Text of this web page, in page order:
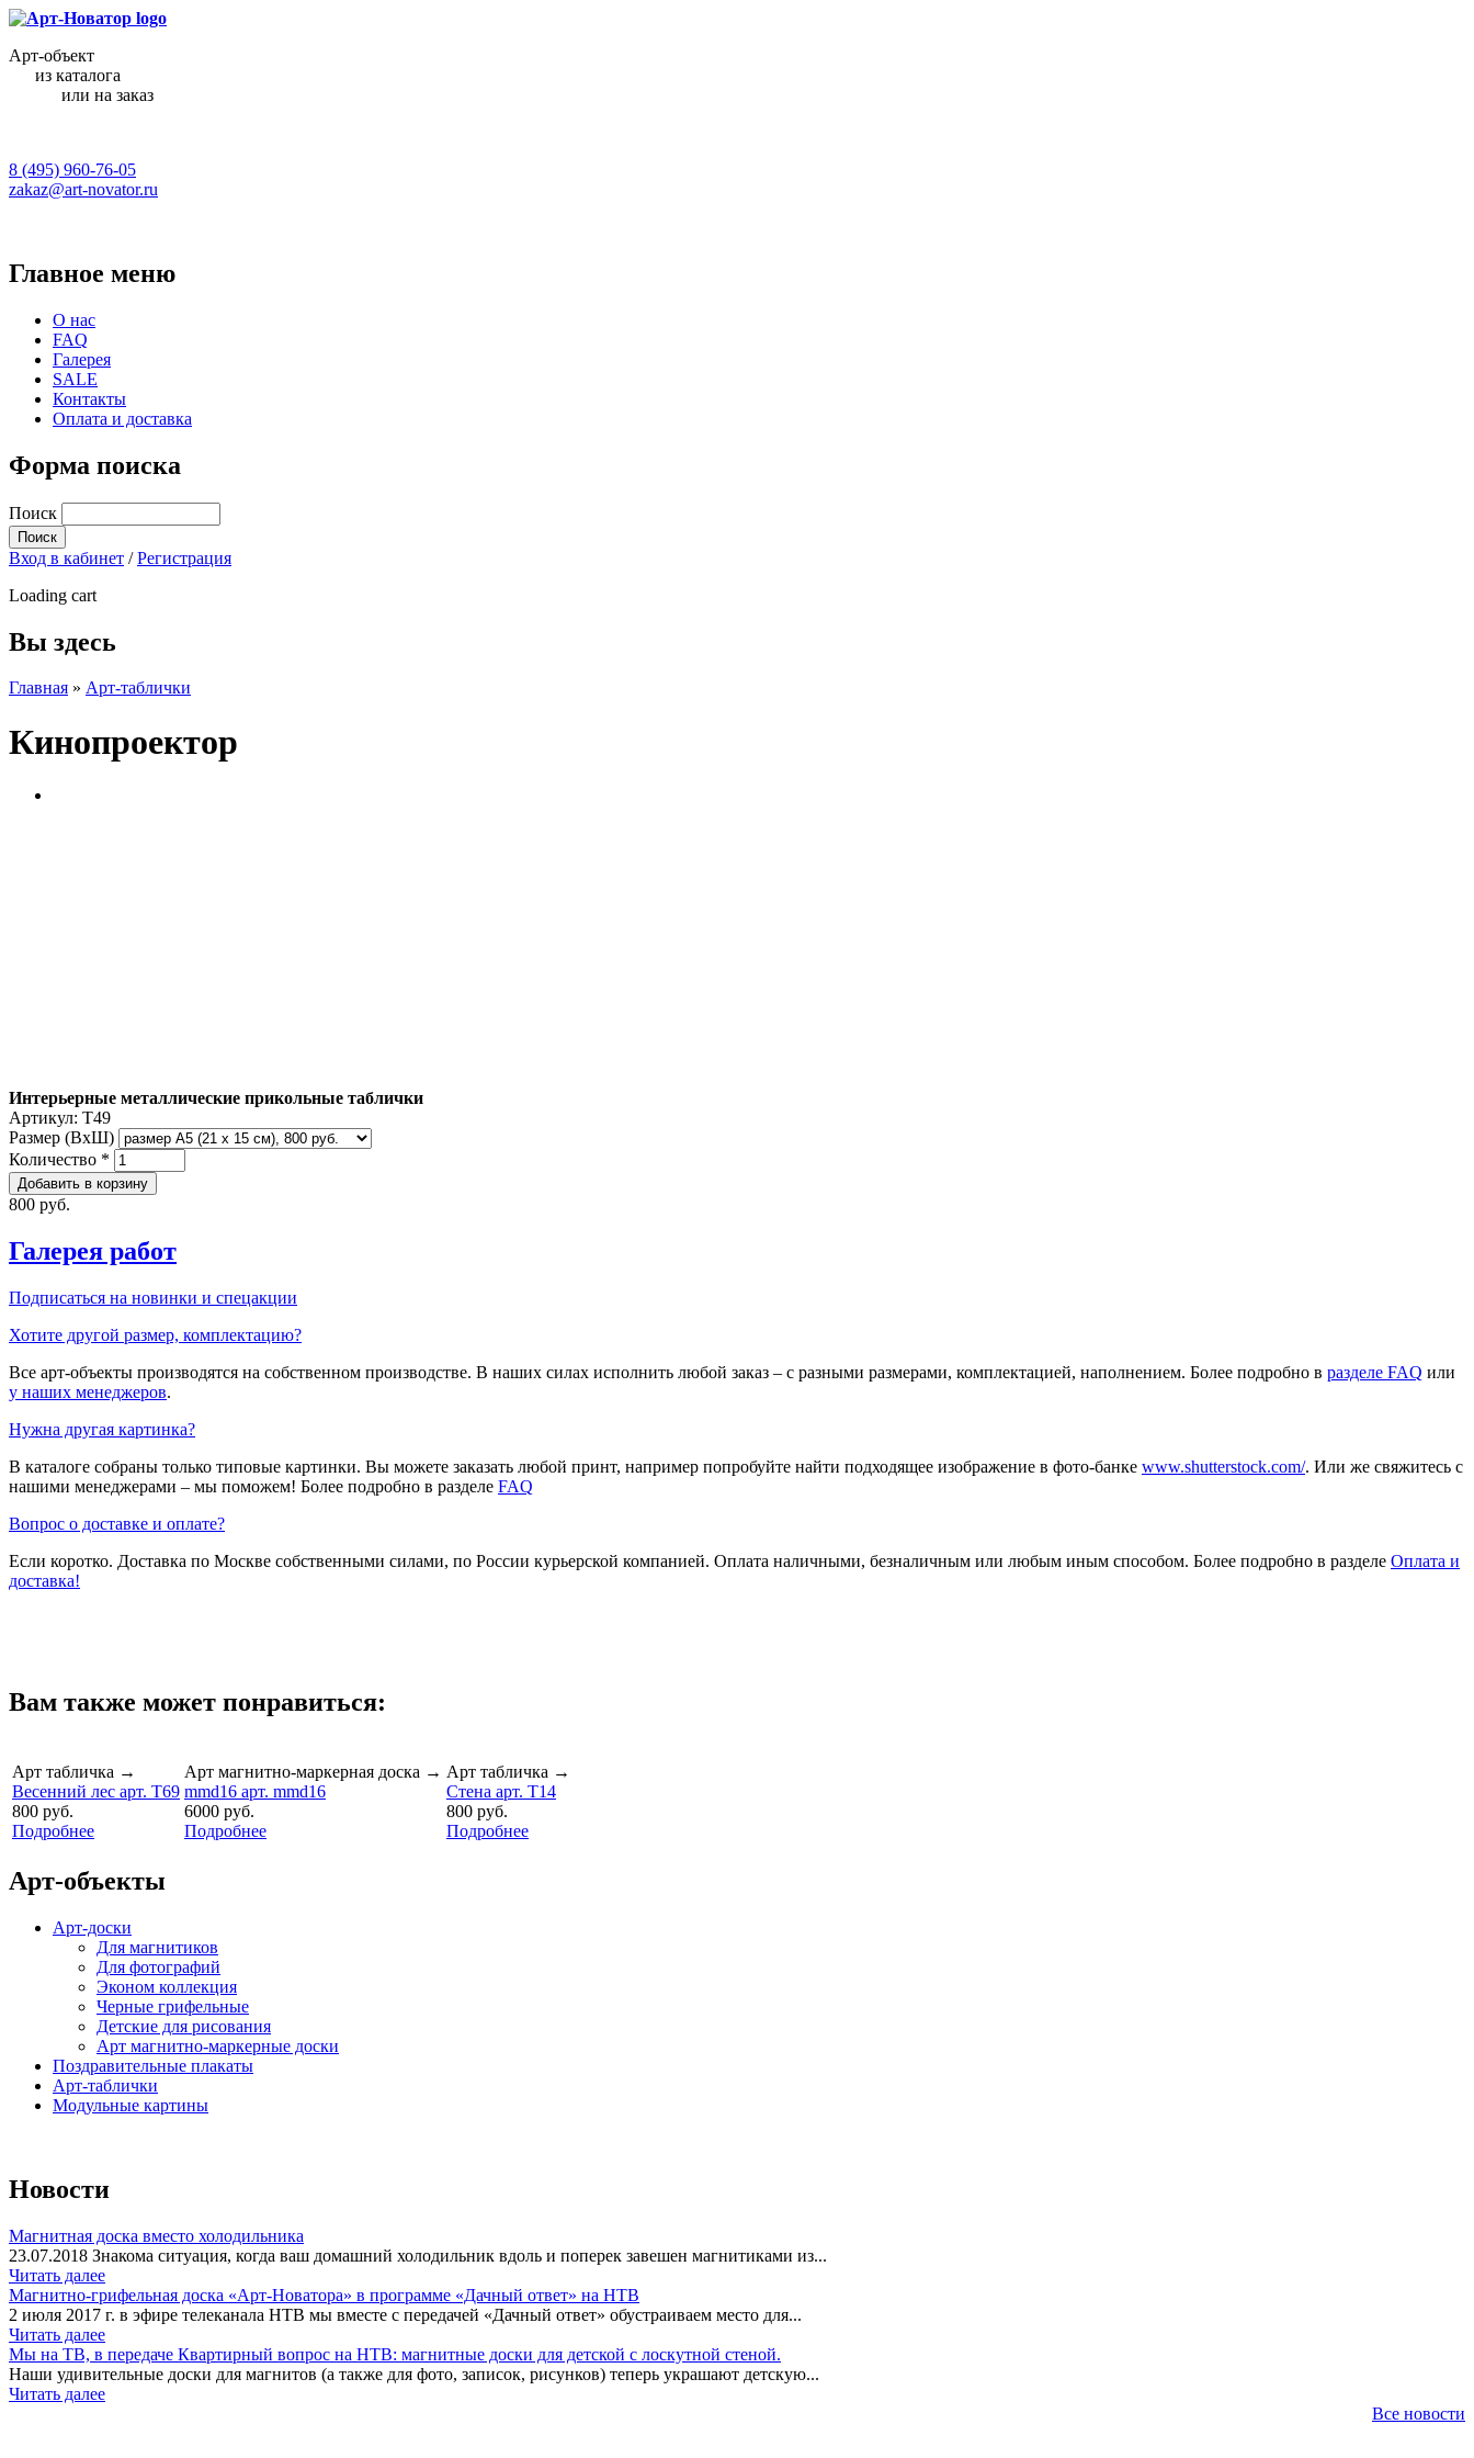
Арт-объект
из каталога
или на заказ
8 (495) 960-76-05
zakaz@art-novator.ru
Главное меню
О нас
FAQ
Галерея
SALE
Контакты
Оплата и доставка
Форма поиска
Поиск
Вход в кабинет /Регистрация
Loading cart
Вы здесь
Главная » Арт-таблички
Кинопроектор
Интерьерные металлические прикольные таблички
Артикул: T49
Размер (ВxШ)
Количество *
800 руб.
Галерея работ
Подписаться на новинки и спецакции
Хотите другой размер, комплектацию?
Все арт-объекты производятся на собственном производстве. В наших силах исполнить любой заказ – с разными размерами, комплектацией, наполнением. Более подробно в разделе FAQ или
у наших менеджеров.
Нужна другая картинка?
В каталоге собраны только типовые картинки. Вы можете заказать любой принт, например попробуйте найти подходящее изображение в фото-банке www.shutterstock.com/. Или же свяжитесь с
нашими менеджерами – мы поможем! Более подробно в разделе FAQ
Вопрос о доставке и оплате?
Если коротко. Доставка по Москве собственными силами, по России курьерской компанией. Оплата наличными, безналичным или любым иным способом. Более подробно в разделе Оплата и
доставка!
Вам также может понравиться:
Арт табличка →
Весенний лес арт. T69
800 руб.
Подробнее
Арт магнитно-маркерная доска →
mmd16 арт. mmd16
6000 руб.
Подробнее
Арт табличка →
Стена арт. T14
800 руб.
Подробнее
Арт-объекты
Арт-доски
Для магнитиков
Для фотографий
Эконом коллекция
Черные грифельные
Детские для рисования
Арт магнитно-маркерные доски
Поздравительные плакаты
Арт-таблички
Модульные картины
Новости
Магнитная доска вместо холодильника
23.07.2018 Знакома ситуация, когда ваш домашний холодильник вдоль и поперек завешен магнитиками из...
Читать далее
Магнитно-грифельная доска «Арт-Новатора» в программе «Дачный ответ» на НТВ
2 июля 2017 г. в эфире телеканала НТВ мы вместе с передачей «Дачный ответ» обустраиваем место для...
Читать далее
Мы на ТВ, в передаче Квартирный вопрос на НТВ: магнитные доски для детской с лоскутной стеной.
Наши удивительные доски для магнитов (а также для фото, записок, рисунков) теперь украшают детскую...
Читать далее
Все новости